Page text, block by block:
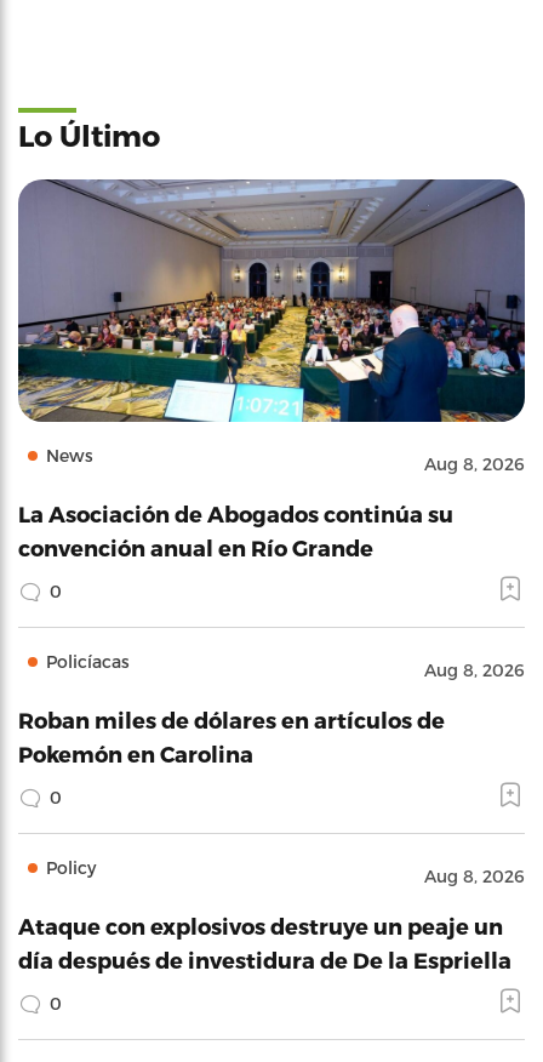
Lo Último
News Aug 8, 2026
La Asociación de Abogados continúa su
convención anual en Río Grande
0
Policíacas Aug 8, 2026
Roban miles de dólares en artículos de
Pokemón en Carolina
0
Policy Aug 8, 2026
Ataque con explosivos destruye un peaje un
día después de investidura de De la Espriella
0